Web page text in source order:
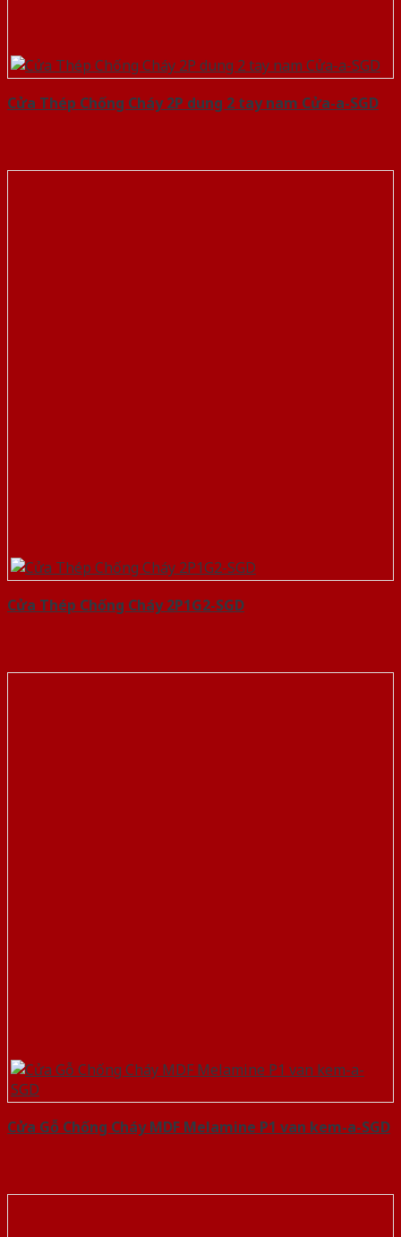
Cửa Thép Chống Cháy 2P dung 2 tay nam Cửa-a-SGD
Cửa Thép Chống Cháy 2P1G2-SGD
Cửa Gỗ Chống Cháy MDF Melamine P1 van kem-a-SGD